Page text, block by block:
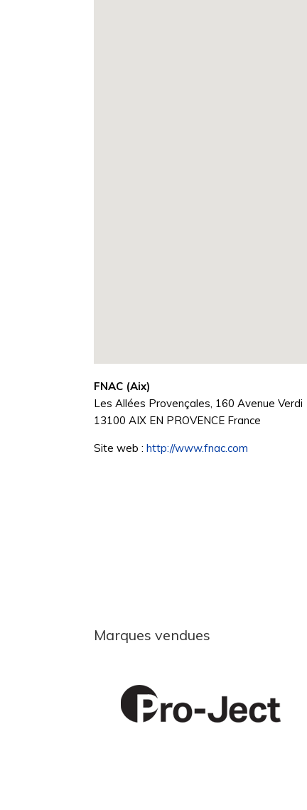
FNAC (Aix)
Les Allées Provençales, 160 Avenue Verdi
13100 AIX EN PROVENCE France
Site web : http://www.fnac.com
Marques vendues